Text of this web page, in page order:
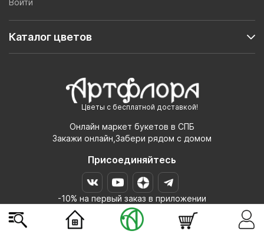
Цветы с бесплатной доставкой!
Онлайн маркет букетов в СПБ
Закажи онлайн,Забери рядом с домом
Присоединяйтесь
-10% на первый заказ в приложении
Каталог цветов